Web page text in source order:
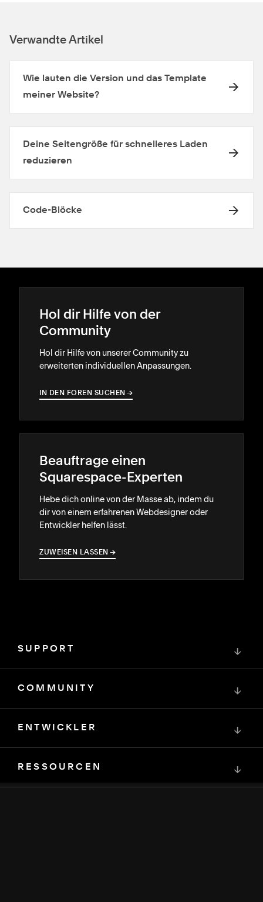
Verwandte Artikel
Wie lauten die Version und das Template
meiner Website?
Deine Seitengröße für schnelleres Laden
reduzieren
Code-Blöcke
Hol dir Hilfe von der
Community
Hol dir Hilfe von unserer Community zu
erweiterten individuellen Anpassungen.
IN DEN FOREN SUCHEN →
→
Beauftrage einen
Squarespace-Experten
Hebe dich online von der Masse ab, indem du
dir von einem erfahrenen Webdesigner oder
Entwickler helfen lässt.
ZUWEISEN LASSEN →
→
SUPPORT ↓
COMMUNITY ↓
ENTWICKLER ↓
RESSOURCEN ↓